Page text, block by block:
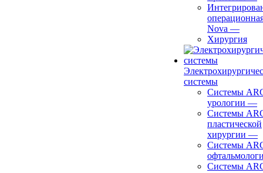
Nova —
Хирургия
системы
Системы
урологии —
Системы
пластической
хирургии —
Системы
Системы